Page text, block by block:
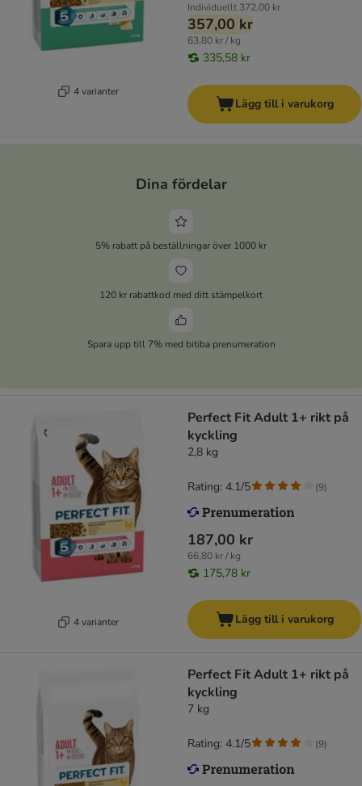
4 varianter
Individuellt 372,00 kr
357,00 kr
63,80 kr / kg
335,58 kr
Lägg till i varukorg
Dina fördelar
5% rabatt på beställningar över 1000 kr
120 kr rabattkod med ditt stämpelkort
Spara upp till 7% med bitiba prenumeration
4 varianter
Perfect Fit Adult 1+ rikt på
kyckling
2,8 kg
187,00 kr
66,80 kr / kg
175,78 kr
Rating: 4.1/5 (9)
Lägg till i varukorg
Perfect Fit Adult 1+ rikt på
kyckling
7 kg
Rating: 4.1/5 (9)